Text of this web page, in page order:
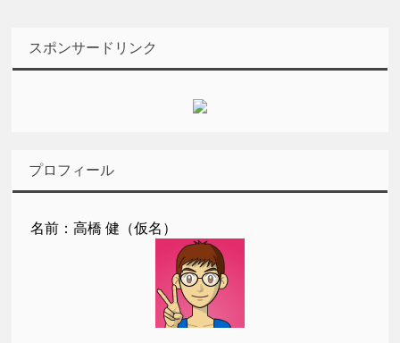
スポンサードリンク
プロフィール
名前：高橋 健（仮名）